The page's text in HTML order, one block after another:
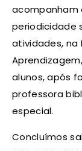
acompanham
periodicidade
atividades, na
alunos, após
professora
especial.
Concluímos